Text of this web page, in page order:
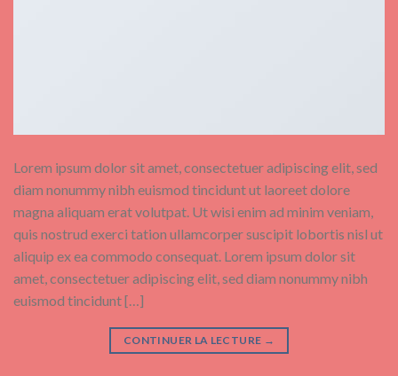
Lorem ipsum dolor sit amet, consectetuer adipiscing elit, sed
diam nonummy nibh euismod tincidunt ut laoreet dolore
magna aliquam erat volutpat. Ut wisi enim ad minim veniam,
quis nostrud exerci tation ullamcorper suscipit lobortis nisl ut
aliquip ex ea commodo consequat. Lorem ipsum dolor sit
amet, consectetuer adipiscing elit, sed diam nonummy nibh
euismod tincidunt […]
CONTINUER LA LECTURE →